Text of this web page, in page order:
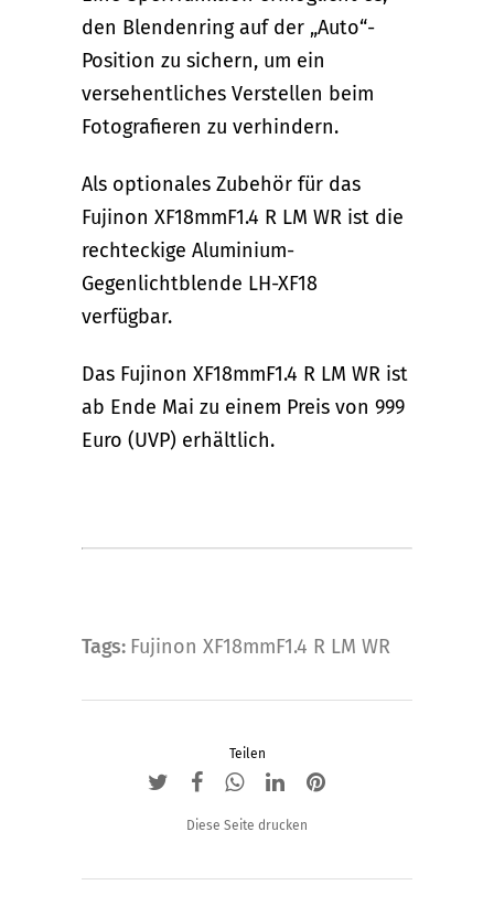
den Blendenring auf der „Auto“-
Position zu sichern, um ein
versehentliches Verstellen beim
Fotografieren zu verhindern.
Als optionales Zubehör für das
Fujinon XF18mmF1.4 R LM WR ist die
rechteckige Aluminium-
Gegenlichtblende LH-XF18
verfügbar.
Das Fujinon XF18mmF1.4 R LM WR ist
ab Ende Mai zu einem Preis von 999
Euro (UVP) erhältlich.
Tags: Fujinon XF18mmF1.4 R LM WR
Teilen
Diese Seite drucken